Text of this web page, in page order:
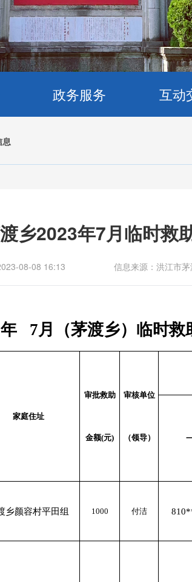
政务服务 互动
息
乡2023年7月临时救
08-08 16:13 信息来源：洪江市
7月（茅渡乡）临时救
家庭住址
审批救助
金额(元)
审核单位
（领导）
乡颜容村平田组 1000 付洁